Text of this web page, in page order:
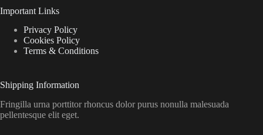
Important Links
Privacy Policy
Cookies Policy
Terms & Conditions
Shipping Information
Fringilla urna porttitor rhoncus dolor purus nonulla malesuada
pellentesque elit eget.